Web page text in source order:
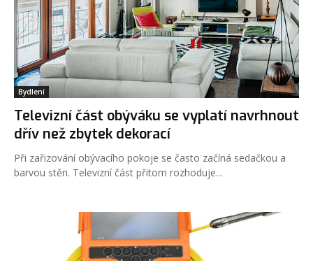
Bydlení
Televizní část obýváku se vyplatí navrhnout
dřív než zbytek dekorací
Při zařizování obývacího pokoje se často začíná sedačkou a
barvou stěn. Televizní část přitom rozhoduje...